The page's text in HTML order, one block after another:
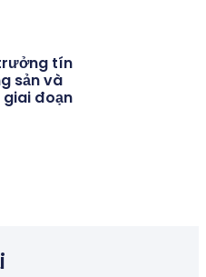
tín
sản và
đoạn